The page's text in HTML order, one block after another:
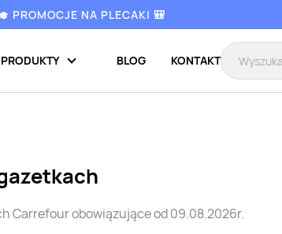
PROMOCJE NA PLECAKI 🎒
PRODUKTY BLOG KONTAKT
Carrefourobowiązujące od 09.08.2026r.